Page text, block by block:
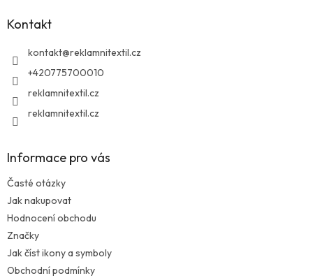
Kontakt
kontakt@reklamnitextil.cz
+420775700010
reklamnitextil.cz
reklamnitextil.cz
Informace pro vás
Časté otázky
Jak nakupovat
Hodnocení obchodu
Značky
Jak číst ikony a symboly
Obchodní podmínky